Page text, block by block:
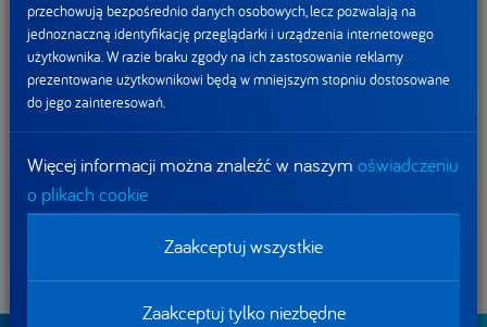
Żywienie medyczne
przechowują bezpośrednio danych osobowych, lecz pozwalają na
jednoznaczną identyfikację przeglądarki i urządzenia internetowego
użytkownika. W razie braku zgody na ich zastosowanie reklamy
prezentowane użytkownikowi będą w mniejszym stopniu dostosowane
do jego zainteresowań.
Więcej informacji można znaleźć w naszym oświadczeniu
o plikach cookie
Zaakceptuj wszystkie
Zaakceptuj tylko niezbędne